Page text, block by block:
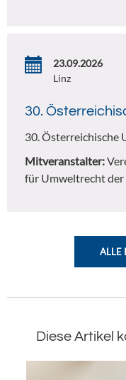
23.09.2026
Linz
30.
30. Österreichische
Mitveranstalter:
für Umweltrecht der
ALLE
Diese Artikel